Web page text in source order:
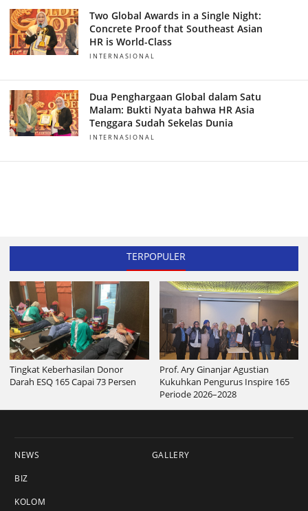
Two Global Awards in a Single Night:
Concrete Proof that Southeast Asian
HR is World-Class
INTERNASIONAL
Dua Penghargaan Global dalam Satu
Malam: Bukti Nyata bahwa HR Asia
Tenggara Sudah Sekelas Dunia
INTERNASIONAL
TERPOPULER
Tingkat Keberhasilan Donor
Darah ESQ 165 Capai 73 Persen
Prof. Ary Ginanjar Agustian
Kukuhkan Pengurus Inspire 165
Periode 2026–2028
NEWS
BIZ
KOLOM
GALLERY